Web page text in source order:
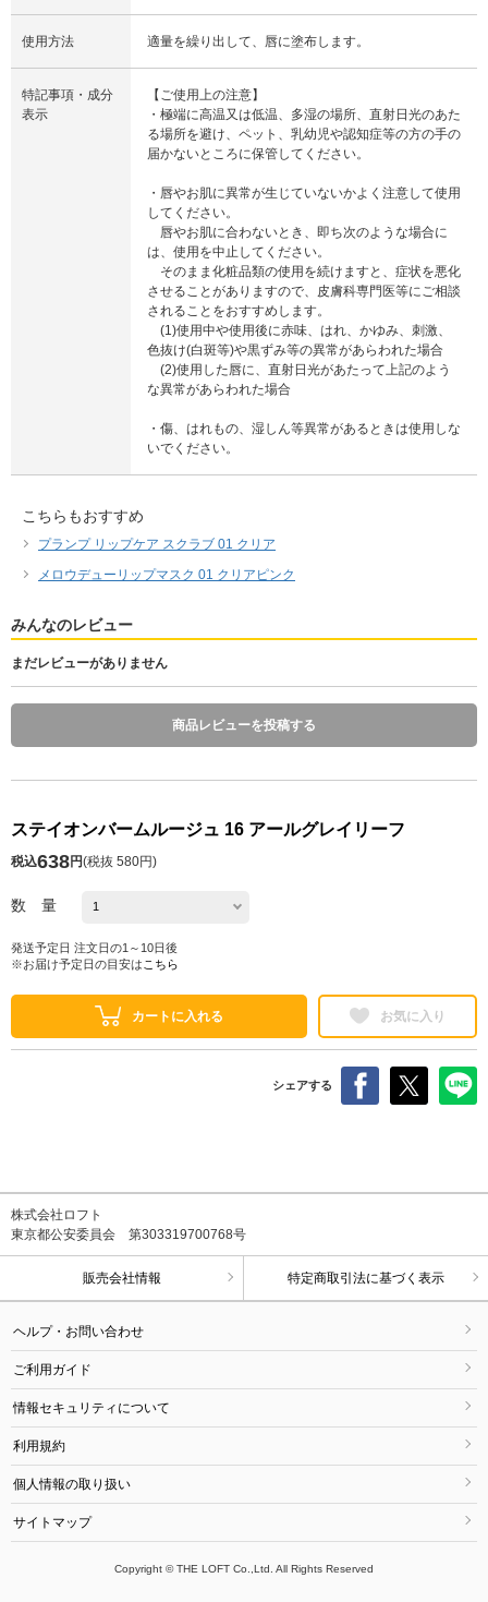
使用方法 適量を繰り出して、唇に塗布します。
特記事項・成分
表示
【ご使用上の注意】
・極端に高温又は低温、多湿の場所、直射日光のあた
る場所を避け、ペット、乳幼児や認知症等の方の手の
届かないところに保管してください。
・唇やお肌に異常が生じていないかよく注意して使用
してください。
唇やお肌に合わないとき、即ち次のような場合に
は、使用を中止してください。
そのまま化粧品類の使用を続けますと、症状を悪化
させることがありますので、皮膚科専門医等にご相談
されることをおすすめします。
(1)使用中や使用後に赤味、はれ、かゆみ、刺激、
色抜け(白斑等)や黒ずみ等の異常があらわれた場合
(2)使用した唇に、直射日光があたって上記のよう
な異常があらわれた場合
・傷、はれもの、湿しん等異常があるときは使用しな
いでください。
こちらもおすすめ
プランプ リップケア スクラブ 01 クリア
メロウデューリップマスク 01 クリアピンク
みんなのレビュー
まだレビューがありません
商品レビューを投稿する
ステイオンバームルージュ 16 アールグレイリーフ
税込638円(税抜 580円)
数 量
発送予定日 注文日の1～10日後
※お届け予定日の目安は こちら
カートに入れる お気に入り
シェアする
株式会社ロフト
東京都公安委員会 第303319700768号
販売会社情報 特定商取引法に基づく表示
ヘルプ・お問い合わせ
ご利用ガイド
情報セキュリティについて
利用規約
個人情報の取り扱い
サイトマップ
Copyright © THE LOFT Co.,Ltd. All Rights Reserved